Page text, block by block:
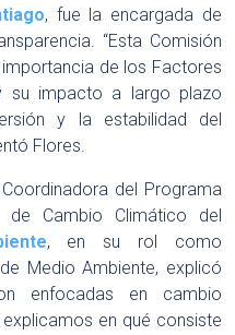
, fue la encargada de
“Esta Comisión
de los Factores
su impacto a largo plazo
y la estabilidad del
Flores.
del Programa
de Cambio Climático del
, en su rol como
Medio Ambiente, explicó
enfocadas en cambio
en qué consiste